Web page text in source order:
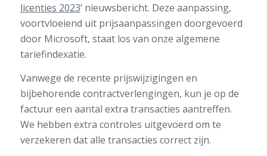
licenties 2023‘ nieuwsbericht. Deze aanpassing,
voortvloeiend uit prijsaanpassingen doorgevoerd
door Microsoft, staat los van onze algemene
tariefindexatie.
Vanwege de recente prijswijzigingen en
bijbehorende contractverlengingen, kun je op de
factuur een aantal extra transacties aantreffen.
We hebben extra controles uitgevoerd om te
verzekeren dat alle transacties correct zijn.